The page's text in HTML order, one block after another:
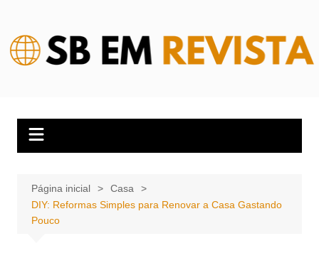
conteúdo
Página inicial
Casa
DIY: Reformas Simples para Renovar a Casa Gastando
Pouco